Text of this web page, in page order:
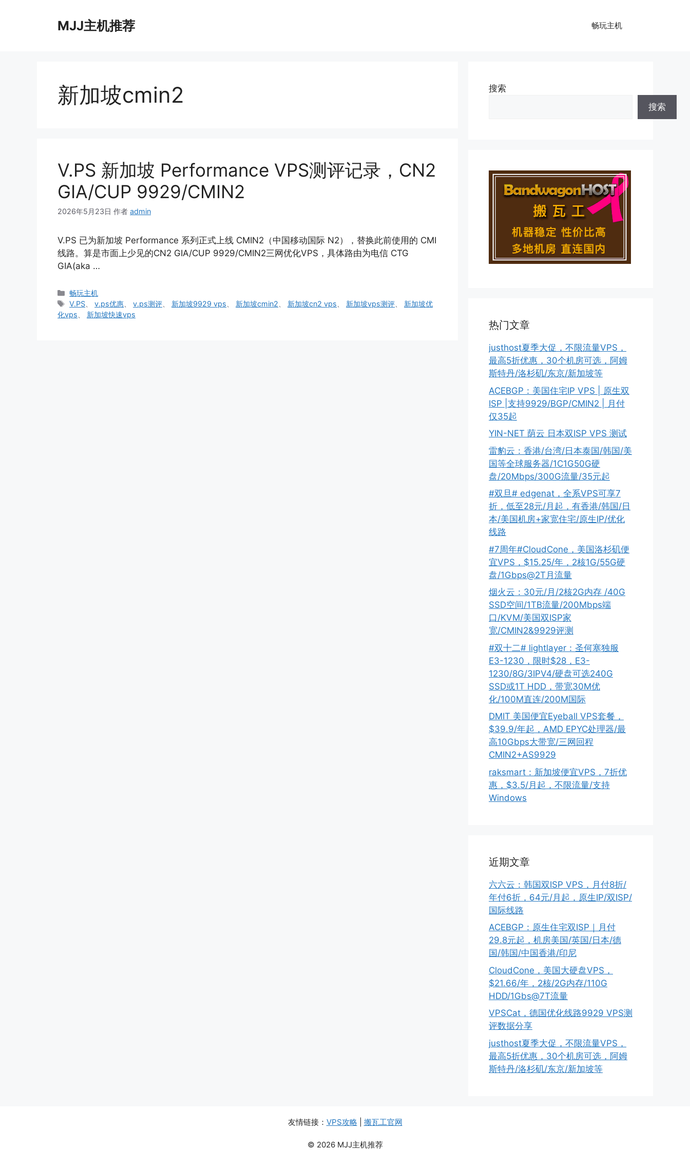
MJJ主机推荐 畅玩主机
新加坡cmin2
V.PS 新加坡 Performance VPS测评记录，CN2
GIA/CUP 9929/CMIN2
2026年5月23日 作者 admin
V.PS 已为新加坡 Performance 系列正式上线 CMIN2（中国移动国际 N2），替换此前使用的 CMI
线路。算是市面上少见的CN2 GIA/CUP 9929/CMIN2三网优化VPS，具体路由为电信 CTG
GIA(aka …
分
类
畅玩主机
标
签
V.PS 、v.ps优惠 、v.ps测评 新加坡9929 vps 新加坡cmin2 新加坡cn2 vps 新加坡vps测评
新加坡优
化vps
新加坡快速vps
搜索
搜索
热门文章
justhost夏季大促，不限流量VPS，
最高5折优惠，30个机房可选，阿姆
斯特丹/洛杉矶/东京/新加坡等
ACEBGP：美国住宅IP VPS | 原生双
ISP |支持9929/BGP/CMIN2 | 月付
仅35起
YIN-NET 荫云 日本双ISP VPS 测试
雷豹云：香港/台湾/日本泰国/韩国/美
国等全球服务器/1C1G50G硬
盘/20Mbps/300G流量/35元起
#双旦# edgenat，全系VPS可享7
折，低至28元/月起，有香港/韩国/日
本/美国机房+家宽住宅/原生IP/优化
线路
#7周年#CloudCone，美国洛杉矶便
宜VPS，$15.25/年，2核1G/55G硬
盘/1Gbps@2T月流量
烟火云：30元/月/2核2G内存 /40G
SSD空间/1TB流量/200Mbps端
口/KVM/美国双ISP家
宽/CMIN2&9929评测
#双十二# lightlayer：圣何塞独服
E3-1230，限时$28，E3-
1230/8G/3IPV4/硬盘可选240G
SSD或1T HDD，带宽30M优
化/100M直连/200M国际
DMIT 美国便宜Eyeball VPS套餐，
$39.9/年起，AMD EPYC处理器/最
高10Gbps大带宽/三网回程
CMIN2+AS9929
raksmart：新加坡便宜VPS，7折优
惠，$3.5/月起，不限流量/支持
Windows
近期文章
六六云：韩国双ISP VPS，月付8折/
年付6折，64元/月起，原生IP/双ISP/
国际线路
ACEBGP：原生住宅双ISP｜月付
29.8元起，机房美国/英国/日本/德
国/韩国/中国香港/印尼
CloudCone，美国大硬盘VPS，
$21.66/年，2核/2G内存/110G
HDD/1Gbs@7T流量
VPSCat，德国优化线路9929 VPS测
评数据分享
justhost夏季大促，不限流量VPS，
最高5折优惠，30个机房可选，阿姆
斯特丹/洛杉矶/东京/新加坡等
友情链接： VPS攻略 搬瓦工官网
© 2026 MJJ主机推荐